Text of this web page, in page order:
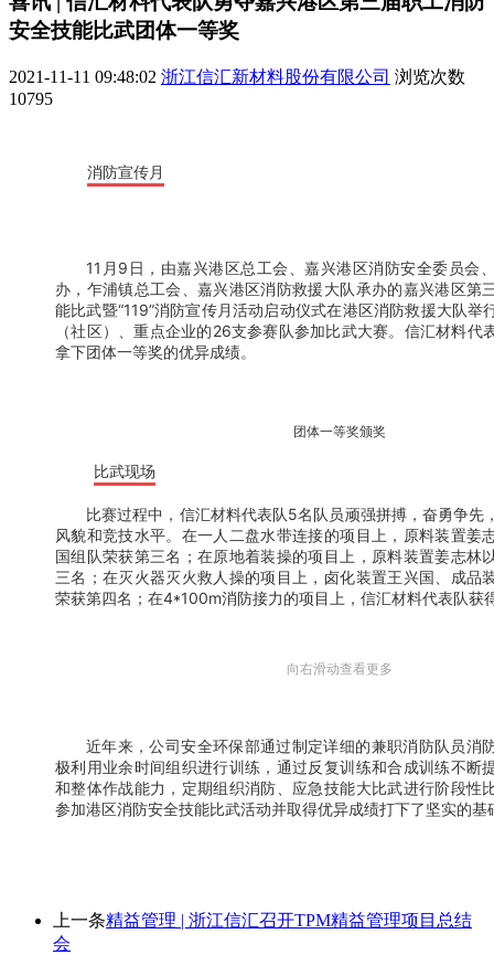
安全技能比武团体一等奖
2021-11-11 09:48:02 浙江信汇新材料股份有限公司 浏览次数
10795
消防宣传月
11月9日，由嘉兴港区总工会、嘉兴港区消防安全委员会
办，乍浦镇总工会、嘉兴港区消防救援大队承办的嘉兴港区第
能比武暨“119”消防宣传月活动启动仪式在港区消防救援大队举
（社区）、重点企业的26支参赛队参加比武大赛。信汇材料代
拿下团体一等奖的优异成绩。
团体一等奖颁奖
比武现场
比赛过程中，信汇材料代表队5名队员顽强拼搏，奋勇争先
风貌和竞技水平。在一人二盘水带连接的项目上，原料装置姜
国组队荣获第三名；在原地着装操的项目上，原料装置姜志林
三名；在灭火器灭火救人操的项目上，卤化装置王兴国、成品
荣获第四名；在4*100m消防接力的项目上，信汇材料代表队获
向右滑动查看更多
近年来，公司安全环保部通过制定详细的兼职消防队员消
极利用业余时间组织进行训练，通过反复训练和合成训练不断
和整体作战能力，定期组织消防、应急技能大比武进行阶段性
参加港区消防安全技能比武活动并取得优异成绩打下了坚实的基
上一条精益管理 | 浙江信汇召开TPM精益管理项目总结
会